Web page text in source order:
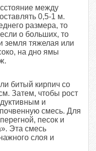
между
0,5-1 м.
размера, то
о больших, то
земля тяжелая или
на дно ямы
битый кирпич со
Затем, чтобы рост
и
смесь. Для
песок и
Эта смесь
слоя и